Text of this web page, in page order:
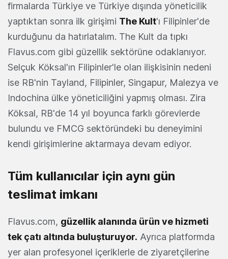
firmalarda Türkiye ve Türkiye dışında yöneticilik
yaptıktan sonra ilk girişimi The Kult'ı Filipinler'de
kurduğunu da hatırlatalım. The Kult da tıpkı
Flavus.com gibi güzellik sektörüne odaklanıyor.
Selçuk Köksal'ın Filipinler'le olan ilişkisinin nedeni
ise RB'nin Tayland, Filipinler, Singapur, Malezya ve
Indochina ülke yöneticiliğini yapmış olması. Zira
Köksal, RB'de 14 yıl boyunca farklı görevlerde
bulundu ve FMCG sektöründeki bu deneyimini
kendi girişimlerine aktarmaya devam ediyor.
Tüm kullanıcılar için aynı gün
teslimat imkanı
Flavus.com, güzellik alanında ürün ve hizmeti
tek çatı altında buluşturuyor. Ayrıca platformda
yer alan profesyonel içeriklerle de ziyaretçilerine